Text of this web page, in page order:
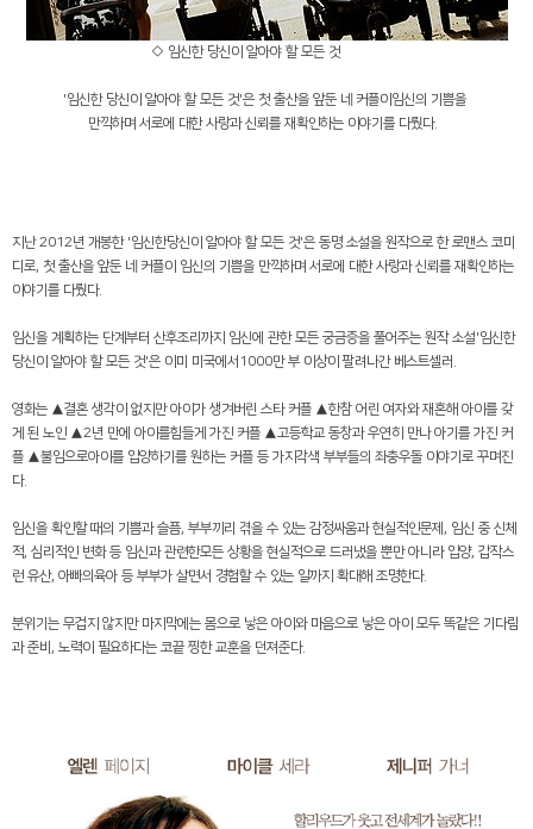
◇ 임신한 당신이 알아야 할 모든 것
'임신한 당신이 알아야 할 모든 것'은 첫 출산을 앞둔 네 커플이임신의 기쁨을
만끽하며 서로에 대한 사랑과 신뢰를 재확인하는 이야기를 다뤘다.
지난2012년 개봉한'임신한당신이 알아야 할 모든 것'은 동명 소설을 원작으로 한 로맨스 코미
디로, 첫 출산을 앞둔 네 커플이 임신의 기쁨을 만끽하며 서로에 대한 사랑과 신뢰를 재확인하는
이야기를 다뤘다.
임신을 계획하는 단계부터 산후조리까지 임신에 관한 모든 궁금증을 풀어주는 원작 소설'임신한
당신이 알아야 할 모든 것'은 이미 미국에서 1000만 부 이상이 팔려나간 베스트셀러
영화는 ▲결혼 생각이 없지만 아이가 생겨버린 스타 커플 ▲한참 어린 여자와 재혼해 아이를 갖
게 된 노인 ▲2년 만에 아이를힘들게 가진 커플 ▲고등학교 동창과 우연히 만나 아기를 가진 커
플 ▲불임으로아이를 입양하기를 원하는 커플 등 가지각색 부부들의 좌충우돌 이야기로 꾸며진
다.
임신을 확인할 때의 기쁨과 슬픔, 부부끼리 겪을 수 있는 감정싸움과 현실적인문제 , 임신 중 신체
적, 심리적인 변화 등 임신과 관련한모든 상황을 현실적으로 드러냈을 뿐만 아니라 입양, 갑작스
런 유산, 아빠의육아 등 부부가 살면서 경험할 수 있는 일까지 확대해 조명한다.
분위기는 무겁지 않지만 마지막에는 몸으로 낳은 아이와 마음으로 낳은 아이 모두 똑같은 기다림
과 준비 , 노력이 필요하다는 코끝 찡한 교훈을 던져준다.